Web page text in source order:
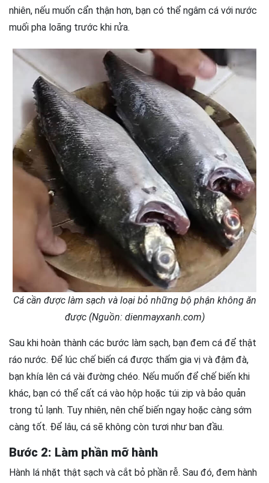
nhiên, nếu muốn cẩn thận hơn, bạn có thể ngâm cá với nước
muối pha loãng trước khi rửa.
Cá cần được làm sạch và loại bỏ những bộ phận không ăn
được (Nguồn: dienmayxanh.com)
Sau khi hoàn thành các bước làm sạch, bạn đem cá để thật
ráo nước. Để lúc chế biến cá được thấm gia vị và đậm đà,
bạn khía lên cá vài đường chéo. Nếu muốn để chế biến khi
khác, bạn có thể cất cá vào hộp hoặc túi zip và bảo quản
trong tủ lạnh. Tuy nhiên, nên chế biến ngay hoặc càng sớm
càng tốt. Để lâu, cá sẽ không còn tươi như ban đầu.
Bước 2: Làm phần mỡ hành
Hành lá nhặt thật sạch và cắt bỏ phần rễ. Sau đó, đem hành